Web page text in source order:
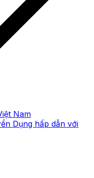
Nam
Dụng hấp dẫn với